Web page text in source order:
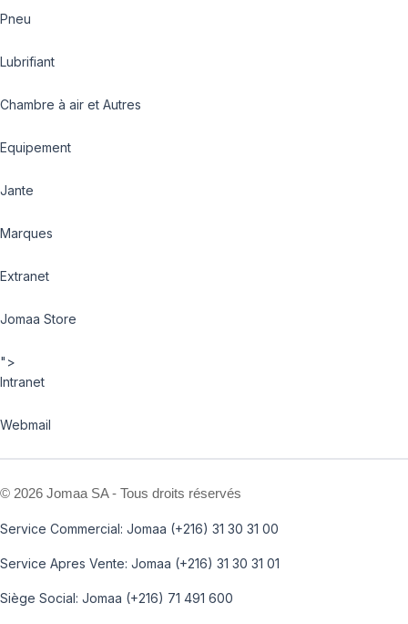
Pneu
Lubrifiant
Chambre à air et Autres
Equipement
Jante
Marques
Extranet
Jomaa Store
">
Intranet
Webmail
© 2026 Jomaa SA - Tous droits réservés
Service Commercial: Jomaa (+216) 31 30 31 00
Service Apres Vente: Jomaa (+216) 31 30 31 01
Siège Social: Jomaa (+216) 71 491 600